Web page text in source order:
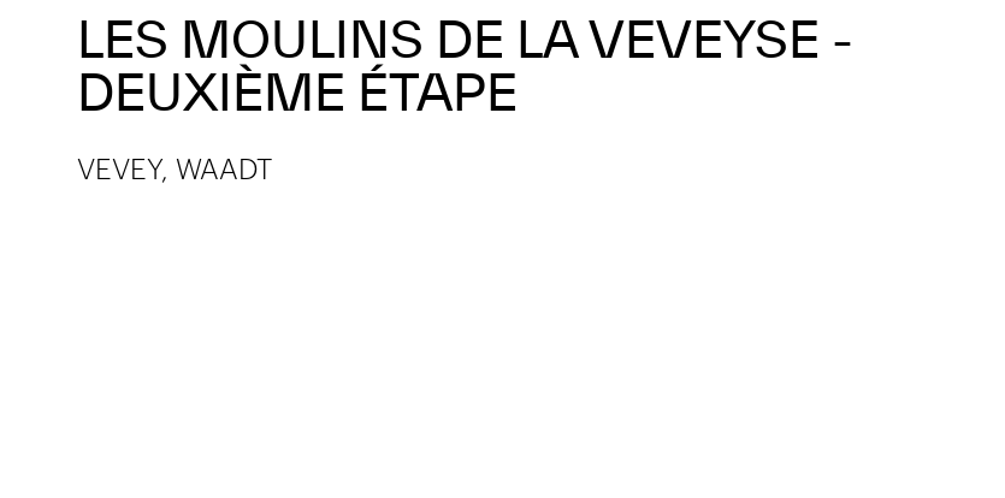
LES MOULINS DE LA VEVEYSE -
DEUXIÈME ÉTAPE
VEVEY, WAADT